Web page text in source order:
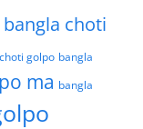
bangla choti
golpo bangla
ma bangla